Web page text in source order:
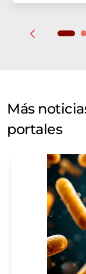
Más
portales